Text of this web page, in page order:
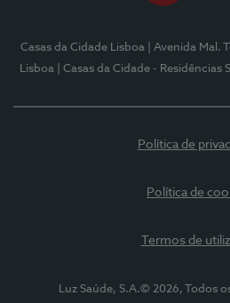
Casas da Cidade Lisboa
| Avenida Mal.
Lisboa
| Casas da Cidade - Residências
Política de
Política de
Termos de
Luz Saúde, S.A.© 2026, Todos